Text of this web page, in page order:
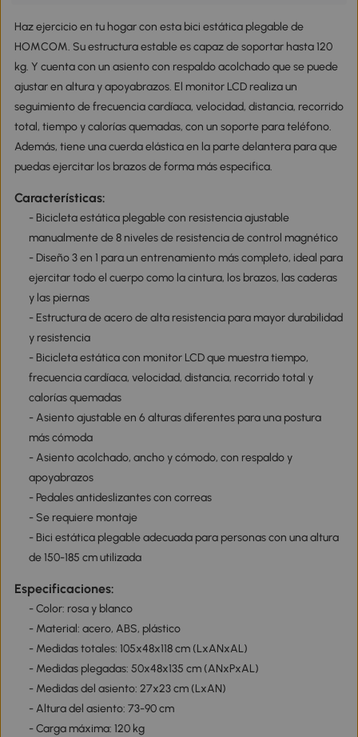
Haz ejercicio en tu hogar con esta bici estática plegable de
HOMCOM. Su estructura estable es capaz de soportar hasta 120
kg. Y cuenta con un asiento con respaldo acolchado que se puede
ajustar en altura y apoyabrazos. El monitor LCD realiza un
seguimiento de frecuencia cardíaca, velocidad, distancia, recorrido
total, tiempo y calorías quemadas, con un soporte para teléfono.
Además, tiene una cuerda elástica en la parte delantera para que
puedas ejercitar los brazos de forma más especifica.
Características:
- Bicicleta estática plegable con resistencia ajustable
manualmente de 8 niveles de resistencia de control magnético
- Diseño 3 en 1 para un entrenamiento más completo, ideal para
ejercitar todo el cuerpo como la cintura, los brazos, las caderas
y las piernas
- Estructura de acero de alta resistencia para mayor durabilidad
y resistencia
- Bicicleta estática con monitor LCD que muestra tiempo,
frecuencia cardíaca, velocidad, distancia, recorrido total y
calorías quemadas
- Asiento ajustable en 6 alturas diferentes para una postura
más cómoda
- Asiento acolchado, ancho y cómodo, con respaldo y
apoyabrazos
- Pedales antideslizantes con correas
- Se requiere montaje
- Bici estática plegable adecuada para personas con una altura
de 150-185 cm utilizada
Especificaciones:
- Color: rosa y blanco
- Material: acero, ABS, plástico
- Medidas totales: 105x48x118 cm (LxANxAL)
- Medidas plegadas: 50x48x135 cm (ANxPxAL)
- Medidas del asiento: 27x23 cm (LxAN)
- Altura del asiento: 73-90 cm
- Carga máxima: 120 kg